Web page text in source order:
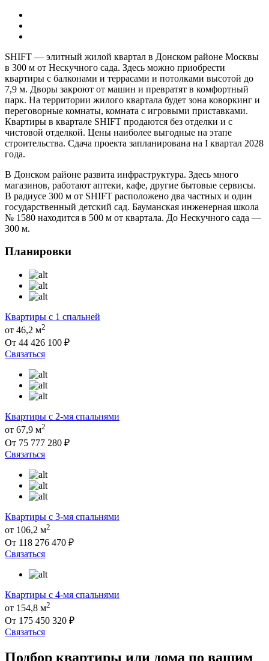
SHIFT — элитный жилой квартал в Донском районе Москвы
в 300 м от Нескучного сада. Здесь можно приобрести
квартиры с балконами и террасами и потолками высотой до
7,9 м. Дворы закроют от машин и превратят в комфортный
парк. На территории жилого квартала будет зона коворкинг и
переговорные комнаты, комната с игровыми приставками.
Квартиры в квартале SHIFT продаются без отделки и с
чистовой отделкой. Цены наиболее выгодные на этапе
строительства. Сдача проекта запланирована на I квартал 2028
года.
В Донском районе развита инфраструктура. Здесь много
магазинов, работают аптеки, кафе, другие бытовые сервисы.
В радиусе 300 м от SHIFT расположено два частных и один
государственный детский сад. Бауманская инженерная школа
№ 1580 находится в 500 м от квартала. До Нескучного сада —
300 м.
Планировки
Квартиры с 1 спальней
от 46,2 м2
От 44 426 100 ₽
Связаться
Квартиры с 2-мя спальнями
от 67,9 м2
От 75 777 280 ₽
Связаться
Квартиры с 3-мя спальнями
от 106,2 м2
От 118 276 470 ₽
Связаться
Квартиры с 4-мя спальнями
от 154,8 м2
От 175 450 320 ₽
Связаться
Подбор квартиры или дома по вашим